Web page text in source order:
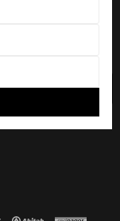
off en tu primera
SUSCRIBIRME